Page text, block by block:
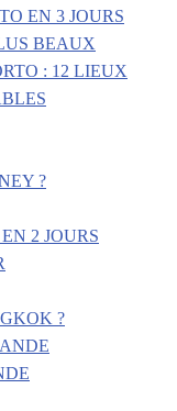
EN 3 JOURS
BEAUX
: 12 LIEUX
?
2 JOURS
?